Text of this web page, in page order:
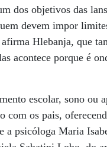
dos objetivos das
devem impor
Hlebanja, que
acontece porque é
escolar, sono ou
com os pais,
a psicóloga Maria